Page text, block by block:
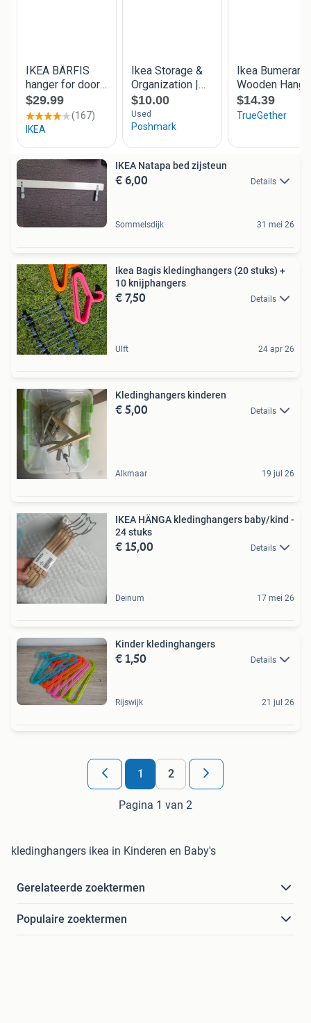
IKEA Natapa bed zijsteun
€ 6,00 Details
Sommelsdijk 31 mei 26
Ikea Bagis kledinghangers (20 stuks) +
10 knijphangers
€ 7,50 Details
Ulft 24 apr 26
Kledinghangers kinderen
€ 5,00 Details
Alkmaar 19 jul 26
IKEA HÄNGA kledinghangers baby/kind -
24 stuks
€ 15,00 Details
Deinum 17 mei 26
Kinder kledinghangers
€ 1,50 Details
Rijswijk 21 jul 26
1 2
Pagina 1 van 2
kledinghangers ikea in Kinderen en Baby's
Gerelateerde zoektermen
Populaire zoektermen